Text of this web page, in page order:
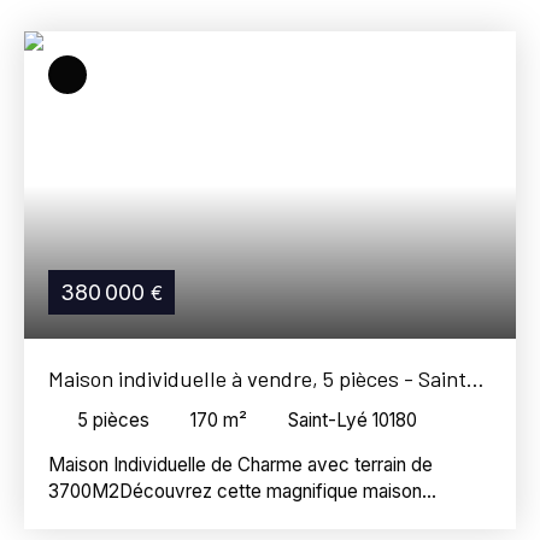
Budget max (€)
380 000 €
Maison individuelle à vendre, 5 pièces - Saint-
Lyé 10180
5 pièces 170 m²
Saint-Lyé 10180
Maison Individuelle de Charme avec terrain de
3700M2Découvrez cette magnifique maison